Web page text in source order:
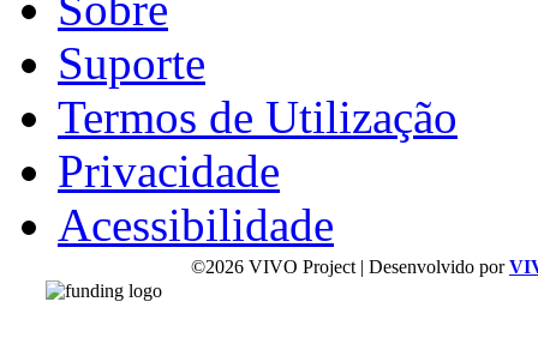
Suporte
Termos de Utilização
Privacidade
Acessibilidade
©2026 VIVO Project | Desenvolvido por